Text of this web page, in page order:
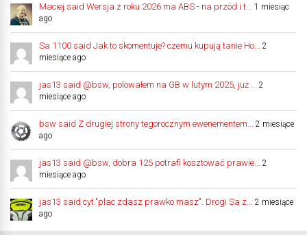
Maciej said Wersja z roku 2026 ma ABS - na przód i t...
1 miesiąc
ago
Sa 1100 said Jak to skomentuje? czemu kupują tanie Ho...
2
miesiące ago
jas13 said @bsw, polowałem na GB w lutym 2025, już ...
2
miesiące ago
bsw said Z drugiej strony tegorocznym ewenementem...
2 miesiące
ago
jas13 said @bsw, dobra 125 potrafi kosztować prawie...
2
miesiące ago
jas13 said cyt."plac zdasz prawko masz". Drogi Sa z...
2 miesiące
ago